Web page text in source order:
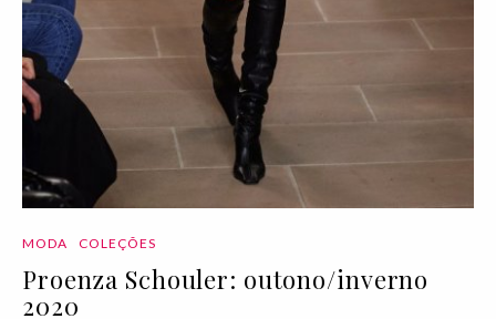
MODA COLEÇÕES
Proenza Schouler: outono/inverno
2020